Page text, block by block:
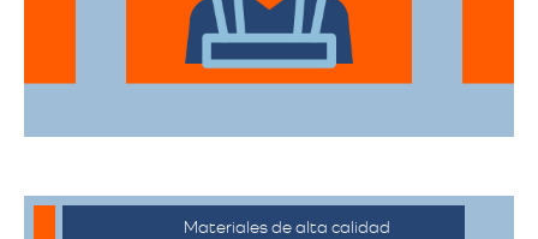
de gran tamaño con el mayor cuidado.
Materiales de alta calidad